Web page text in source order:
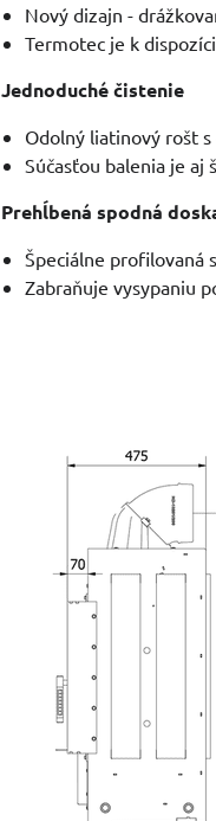
Nový dizajn -
Termotec je k
Jednoduché čistenie
Odolný liatinový rošt
Súčasťou balenia je aj
Prehĺbená spodná
Špeciálne profilovaná
Zabraňuje vysypaniu